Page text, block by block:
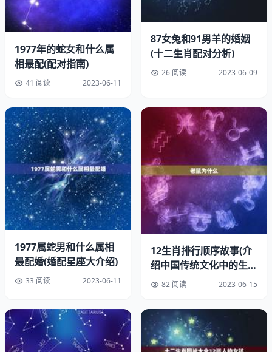
属龙男与属狗女相害，因为属狗女的性格过于忠诚和坚定，
容易让属龙男感到束缚和压抑。属狗女的保守和传统观念也
会与属龙男的开放和进取心产生冲突，容易引发矛盾和不
和。
四、与属牛女相冲
属龙男与属牛女相冲，因为属牛女的性格过于稳重和保守，
属龙男的自信和野心产生冲突，容易引发矛盾和不和。
五、其他属相
1977年的蛇女和什么属
相最配(配对指南)
41 阅读 2023-06-11
87女兔和91男羊的婚姻
(十二生肖配对分析)
26 阅读 2023-06-09
1977属蛇男和什么属相
最配婚(婚配星座大介绍)
33 阅读 2023-06-11
12生肖排行顺序故事(介
绍中国传统文化中的生肖
排名奥秘)
82 阅读 2023-06-15